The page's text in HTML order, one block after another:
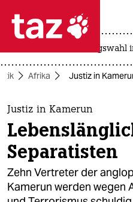
 taz
taz zahl
themen
politik
öko
gesellschaft
landtagswahl
Afrika Justiz in
Justiz in Kamerun
Separatisten
Zehn Vertreter der
Kamerun werden wegen